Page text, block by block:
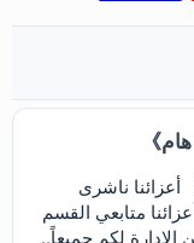
》
أعزائنا ناشرى
متابعي القسم
لكم جميعاً..